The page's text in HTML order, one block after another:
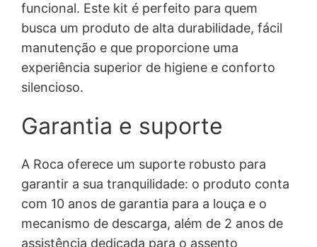
funcional. Este kit é perfeito para quem
busca um produto de alta durabilidade, fácil
manutenção e que proporcione uma
experiência superior de higiene e conforto
silencioso.
Garantia e suporte
A Roca oferece um suporte robusto para
garantir a sua tranquilidade: o produto conta
com 10 anos de garantia para a louça e o
mecanismo de descarga, além de 2 anos de
assistência dedicada para o assento